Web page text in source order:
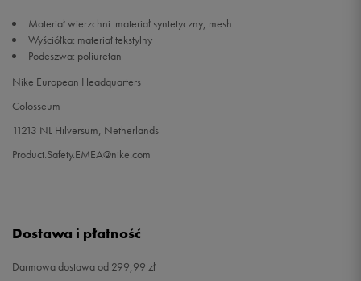
Materiał wierzchni: materiał syntetyczny, mesh
Wyściółka: materiał tekstylny
Podeszwa: poliuretan
Nike European Headquarters
Colosseum
11213 NL Hilversum, Netherlands
Product.Safety.EMEA@nike.com
Dostawa i płatność
Darmowa dostawa od 299,99 zł